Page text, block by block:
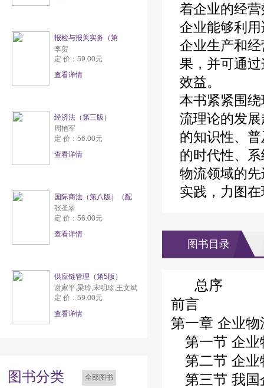
报检与报关实务（第
李贺
定 价：59.00元
查看详情
经济法（第三版）
周艳军
定 价：56.00元
查看详情
国际商法（第八版）（配
张圣翠
定 价：56.00元
查看详情
供应链管理（第5版）
谢家平,梁玲,宋明珍,王文斌
定 价：59.00元
查看详情
图书分类 全部图书
着企业的经
企业能够利
企业生产和
果，并可通
效益。
本书紧紧围
流理论的发
的知识性、
的时代性、
物流领域的
实践，力图
图书目录
总序
前言
第一章 企业
第一节 企业
第二节 企业
第三节 我国